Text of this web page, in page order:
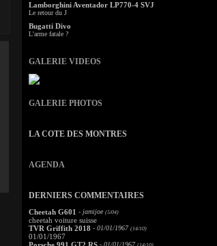
Lamborghini Aventador LP770-4 SVJ
Le retour du J
Bugatti Divo
L'arme fatale ?
GALERIE VIDEOS
GALERIE PHOTOS
LA COTE DES MONTRES
AGENDA
DERNIERS COMMENTAIRES
Cheetah G601 - jamijoe (5/04)
cheetah voiture suisse
TVR Griffith 2018 - 01/01/1967 (14/10)
01/01/1967
- 01/01/1967